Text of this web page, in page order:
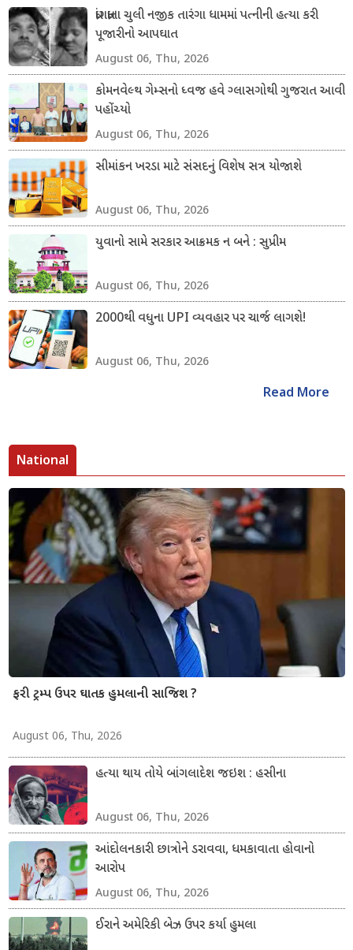
ધ્રાંગધ્રાના ચુલી નજીક તારંગા ધામમાં પત્નીની હત્યા કરી
પૂજારીનો આપઘાત
August 06, Thu, 2026
કોમનવેલ્થ ગેમ્સનો ધ્વજ હવે ગ્લાસગોથી ગુજરાત આવી
પહોંચ્યો
August 06, Thu, 2026
સીમાંકન ખરડા માટે સંસદનું વિશેષ સત્ર યોજાશે
August 06, Thu, 2026
યુવાનો સામે સરકાર આક્રમક ન બને : સુપ્રીમ
August 06, Thu, 2026
2000થી વધુના UPI વ્યવહાર પર ચાર્જ લાગશે!
August 06, Thu, 2026
Read More
National
ફરી ટ્રમ્પ ઉપર ઘાતક હુમલાની સાજિશ ?
August 06, Thu, 2026
હત્યા થાય તોયે બાંગલાદેશ જઇશ : હસીના
August 06, Thu, 2026
આંદોલનકારી છાત્રોને ડરાવવા, ધમકાવાતા હોવાનો
આરોપ
August 06, Thu, 2026
ઈરાને અમેરિકી બેઝ ઉપર કર્યા હુમલા